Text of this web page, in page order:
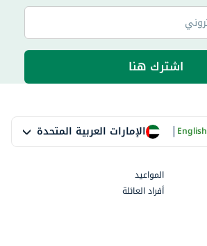
اشترك هنا
الإمارات العربية المتحدة |English
المواعيد
أفراد العائلة